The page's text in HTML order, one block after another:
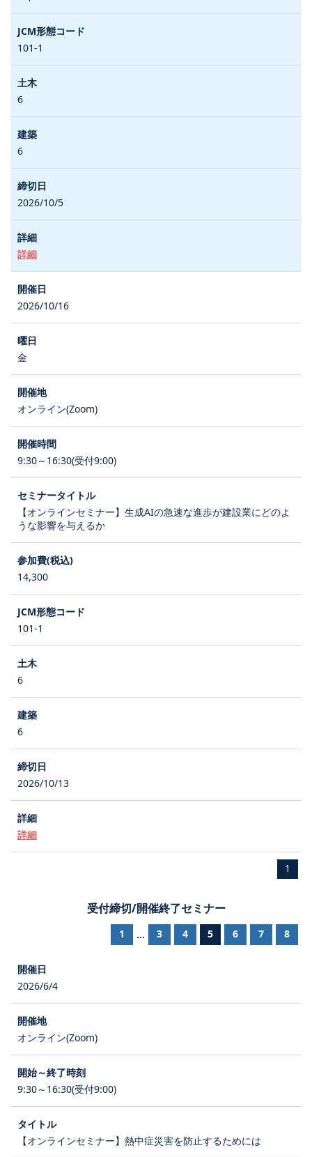
101-1
6
6
2026/10/5
詳細
2026/10/16
金
オンライン(Zoom)
9:30～16:30(受付9:00)
【オンラインセミナー】生成AIの急速な進歩が建設業にどのよ
うな影響を与えるか
14,300
101-1
6
6
2026/10/13
詳細
1
受付締切/開催終了セミナー
1 ... 3 4 5 6 7 8
2026/6/4
オンライン(Zoom)
9:30～16:30(受付9:00)
【オンラインセミナー】熱中症災害を防止するためには